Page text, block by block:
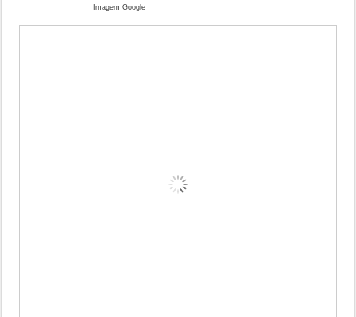
Imagem Google